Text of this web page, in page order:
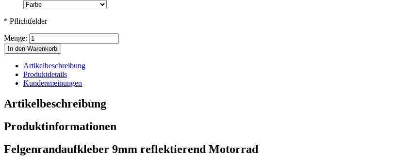
* Pflichtfelder
Menge:
In den Warenkorb
Artikelbeschreibung
Produktdetails
Kundenmeinungen
Artikelbeschreibung
Produktinformationen
Felgenrandaufkleber 9mm reflektierend Motorrad